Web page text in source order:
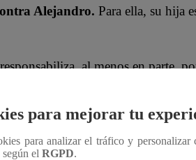
Alejandro. Para ella, su hija
al menos en parte,
del momento, consciente de
Macarena?
oficial!
para mejorar tu
para analizar el tráfico y
según el RGPD.